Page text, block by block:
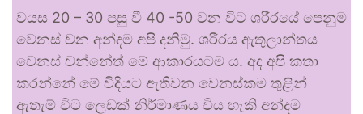
වයස 20 – 30 පසු වී 40 -50 වන විට ශරීරයේ පෙනුම
වෙනස් වන අන්දම අපි දනිමු. ශරීරය ඇතුලාන්තය
වෙනස් වන්නේත් මේ ආකාරයටම ය. අද අපි කතා
කරන්නේ මේ විදියට ඇතිවන වෙනස්කම තුළින්
ඇතැම් විට ලෙඩක් නිර්මාණය විය හැකි අන්දම